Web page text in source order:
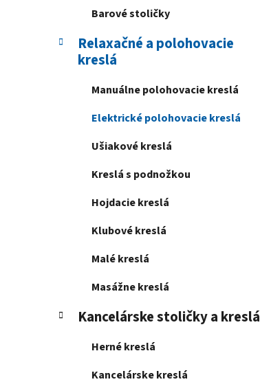
n
e
Barové stoličky
Relaxačné a polohovacie
kreslá
Manuálne polohovacie kreslá
Elektrické polohovacie kreslá
Ušiakové kreslá
Kreslá s podnožkou
Hojdacie kreslá
Klubové kreslá
Malé kreslá
Masážne kreslá
Kancelárske stoličky a kreslá
Herné kreslá
Kancelárske kreslá